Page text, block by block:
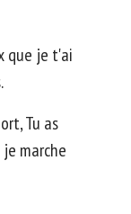
que je t'ai
Tu as
marche